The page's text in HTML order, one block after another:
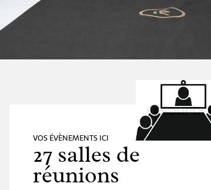
VOS ÉVÈNEMENTS ICI
27 salles de
réunions